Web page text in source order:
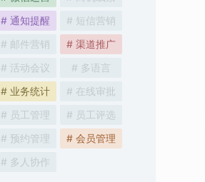
# 通知提醒
# 短信营销
# 邮件营销
# 渠道推广
# 活动会议
# 多语言
# 业务统计
# 在线审批
# 员工管理
# 员工评选
# 预约管理
# 会员管理
# 多人协作